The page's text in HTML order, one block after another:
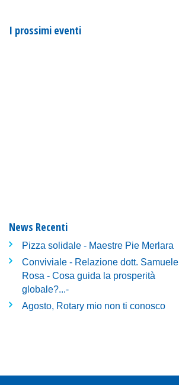
I prossimi eventi
News Recenti
Pizza solidale - Maestre Pie Merlara
Conviviale - Relazione dott. Samuele
Rosa - Cosa guida la prosperità
globale?...-
Agosto, Rotary mio non ti conosco